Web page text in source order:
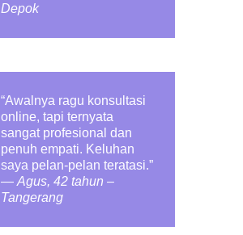
Depok
“Awalnya ragu konsultasi
online, tapi ternyata
sangat profesional dan
penuh empati. Keluhan
saya pelan-pelan teratasi.”
— Agus, 42 tahun –
Tangerang